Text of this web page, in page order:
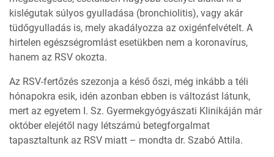
kislégutak súlyos gyulladása (bronchiolitis), vagy akár
tüdőgyulladás is, mely akadályozza az oxigénfelvételt. A
hirtelen egészségromlást esetükben nem a koronavírus,
hanem az RSV okozta.
Az RSV-fertőzés szezonja a késő őszi, még inkább a téli
hónapokra esik, idén azonban ebben is változást látunk,
mert az egyetem I. Sz. Gyermekgyógyászati Klinikáján már
október elejétől nagy létszámú betegforgalmat
tapasztaltunk az RSV miatt – mondta dr. Szabó Attila.